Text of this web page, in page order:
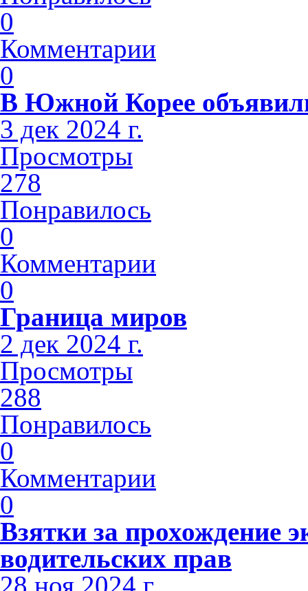
0
Комментарии
0
В Южной Корее
3 дек 2024 г.
Просмотры
278
Понравилось
0
Комментарии
0
Граница миров
2 дек 2024 г.
Просмотры
288
Понравилось
0
Комментарии
0
Взятки за прохождение
водительских прав